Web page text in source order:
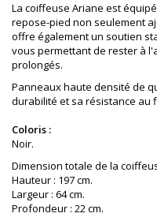
La coiffeuse Ariane est
repose-pied non seulement
offre également un soutien
vous permettant de rester à
prolongés.
Panneaux haute densité de
durabilité et sa résistance au
Coloris :
Noir.
Dimension totale de la
Hauteur : 197 cm.
Largeur : 64 cm.
Profondeur : 22 cm.